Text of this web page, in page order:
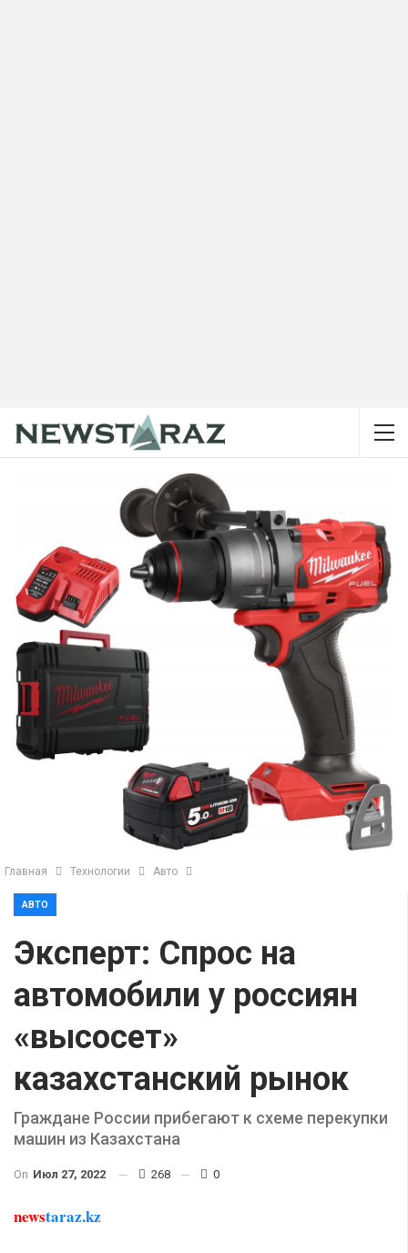
Главная Технологии Авто
АВТО
Эксперт: Спрос на
автомобили у россиян
«высосет»
казахстанский рынок
Граждане России прибегают к схеме перекупки
машин из Казахстана
On Июл 27, 2022 268 0
newstaraz.kz